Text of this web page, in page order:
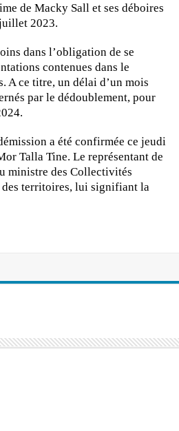
de Macky Sall et ses déboires
2023.
dans l’obligation de se
contenues dans le
A ce titre, un délai d’un mois
par le dédoublement, pour
a été confirmée ce jeudi
Talla Tine. Le représentant de
ministre des Collectivités
des territoires, lui signifiant la